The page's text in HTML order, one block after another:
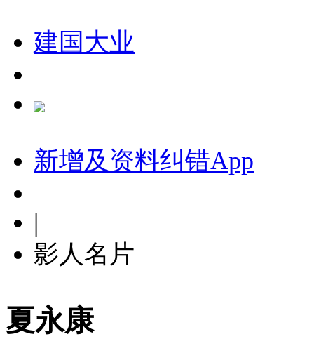
建国大业
新增及资料纠错App
|
影人名片
夏永康